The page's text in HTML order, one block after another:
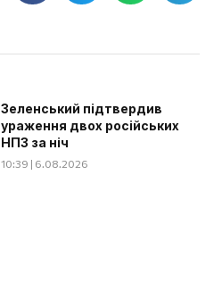
Зеленський підтвердив
ураження двох російських
НПЗ за ніч
10:39 | 6.08.2026